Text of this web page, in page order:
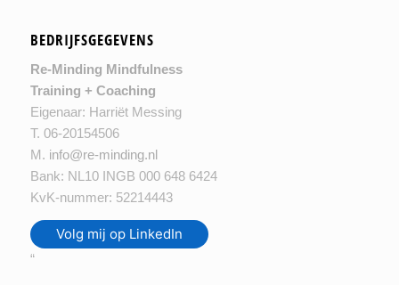
BEDRIJFSGEGEVENS
Re-Minding Mindfulness
Training + Coaching
Eigenaar: Harriët Messing
T. 06-20154506
M. info@re-minding.nl
Bank: NL10 INGB 000 648 6424
KvK-nummer: 52214443
Volg mij op LinkedIn
“